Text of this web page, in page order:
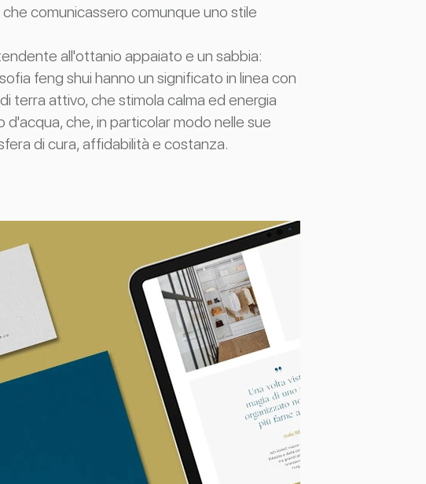
comunicassero comunque uno stile
all'ottanio appaiato e un sabbia:
feng shui hanno un significato in linea con
terra attivo, che stimola calma ed energia
d'acqua, che, in particolar modo nelle sue
di cura, affidabilità e costanza.